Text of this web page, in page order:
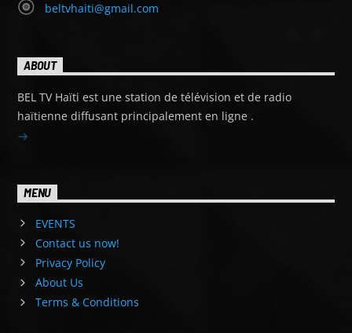
beltvhaiti@gmail.com
ABOUT
BEL TV Haïti est une station de télévision et de radio
haïtienne diffusant principalement en ligne .
MENU
EVENTS
Contact us now!
Privacy Policy
About Us
Terms & Conditions